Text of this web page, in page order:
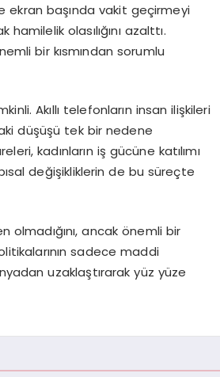
ekran başında vakit geçirmeyi
olasılığını azalttı.
bir kısmından sorumlu
Akıllı telefonların insan ilişkileri
düşüşü tek bir nedene
kadınların iş gücüne katılımı
değişikliklerin de bu süreçte
olmadığını, ancak önemli bir
sadece maddi
uzaklaştırarak yüz yüze